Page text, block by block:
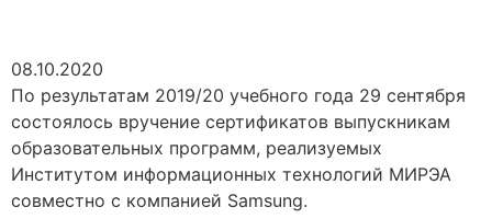
08.10.2020
По результатам 2019/20 учебного года 29 сентября
состоялось вручение сертификатов выпускникам
образовательных программ, реализуемых
Институтом информационных технологий МИРЭА
совместно с компанией Samsung.